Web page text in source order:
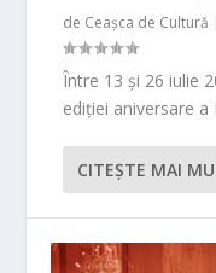
de Ceașca de Cultură
Între 13 și 26 iulie
ediției aniversare a
CITEŞTE MAI